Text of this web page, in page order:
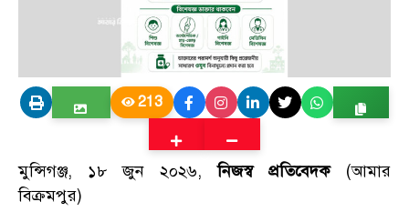
213
মুন্সিগঞ্জ, ১৮ জুন ২০২৬,নিজস্ব প্রতিবেদক(আমার
বিক্রমপুর)